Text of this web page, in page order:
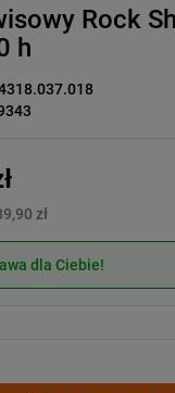
Rock
h
zł
dla Ciebie!